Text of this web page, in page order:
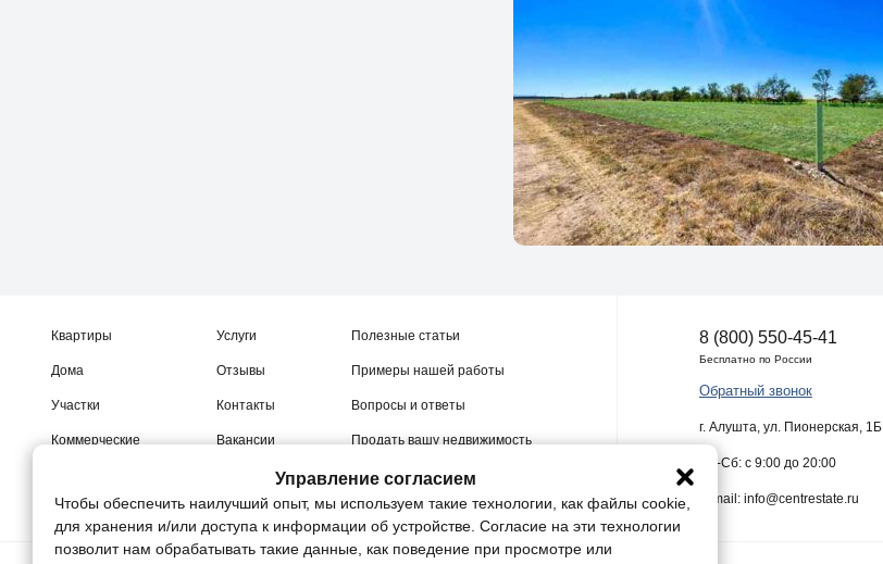
Квартиры
Дома
Участки
Коммерческие
Услуги
Отзывы
Контакты
Вакансии
Полезные статьи
Примеры нашей работы
Вопросы и ответы
Продать вашу недвижимость
8 (800) 550-45-41
Бесплатно по России
Обратный звонок
г. Алушта, ул. Пионерская, 1Б
Пн-Сб: с 9:00 до 20:00
E-mail: info@centrestate.ru
Управление согласием
Чтобы обеспечить наилучший опыт, мы используем такие технологии, как файлы cookie,
для хранения и/или доступа к информации об устройстве. Согласие на эти технологии
позволит нам обрабатывать такие данные, как поведение при просмотре или